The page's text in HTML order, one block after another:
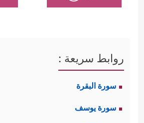
روابط سريعة :
سورة البقرة
سورة يوسف